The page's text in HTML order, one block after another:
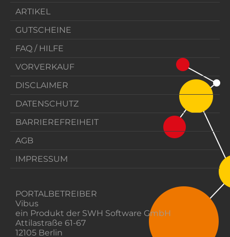
ARTIKEL
GUTSCHEINE
FAQ / HILFE
VORVERKAUF
DISCLAIMER
DATENSCHUTZ
BARRIEREFREIHEIT
AGB
IMPRESSUM
PORTALBETREIBER
Vibus
ein Produkt der SWH Software GmbH
Attilastraße 61-67
12105 Berlin